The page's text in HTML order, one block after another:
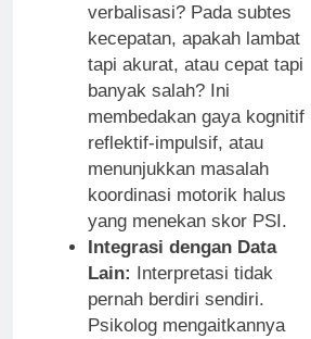
verbalisasi? Pada subtes
kecepatan, apakah lambat
tapi akurat, atau cepat tapi
banyak salah? Ini
membedakan gaya kognitif
reflektif-impulsif, atau
menunjukkan masalah
koordinasi motorik halus
yang menekan skor PSI.
Integrasi dengan Data
Lain: Interpretasi tidak
pernah berdiri sendiri.
Psikolog mengaitkannya